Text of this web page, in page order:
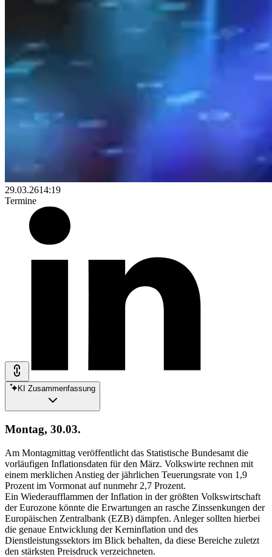
29.03.2614:19
Termine
KI Zusammenfassung
Montag, 30.03.
Am Montagmittag veröffentlicht das Statistische Bundesamt die
vorläufigen Inflationsdaten für den März. Volkswirte rechnen mit
einem merklichen Anstieg der jährlichen Teuerungsrate von 1,9
Prozent im Vormonat auf nunmehr 2,7 Prozent.
Ein Wiederaufflammen der Inflation in der größten Volkswirtschaft
der Eurozone könnte die Erwartungen an rasche Zinssenkungen der
Europäischen Zentralbank (EZB) dämpfen. Anleger sollten hierbei
die genaue Entwicklung der Kerninflation und des
Dienstleistungssektors im Blick behalten, da diese Bereiche zuletzt
den stärksten Preisdruck verzeichneten.